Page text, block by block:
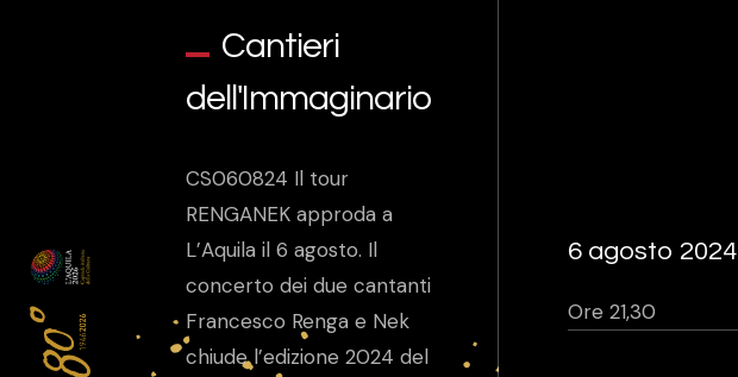
Cantieri
dell'Immaginario
CS060824 Il tour
RENGANEK approda a
L’Aquila il 6 agosto. Il
concerto dei due cantanti
Francesco Renga e Nek
chiude l’edizione 2024 del
6 agosto 2024
Ore 21,30